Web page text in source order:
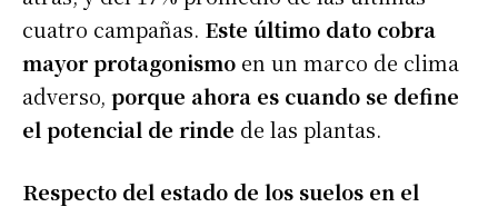
cuatro campañas. Este último dato cobra
mayor protagonismo en un marco de clima
adverso, porque ahora es cuando se define
el potencial de rinde de las plantas.
Respecto del estado de los suelos en el